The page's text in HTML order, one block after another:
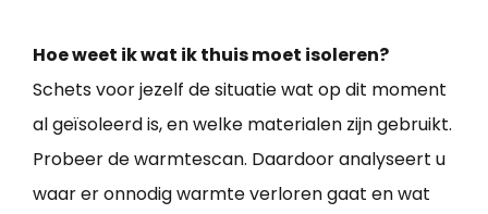
Hoe weet ik wat ik thuis moet isoleren?
Schets voor jezelf de situatie wat op dit moment
al geïsoleerd is, en welke materialen zijn gebruikt.
Probeer de warmtescan. Daardoor analyseert u
waar er onnodig warmte verloren gaat en wat